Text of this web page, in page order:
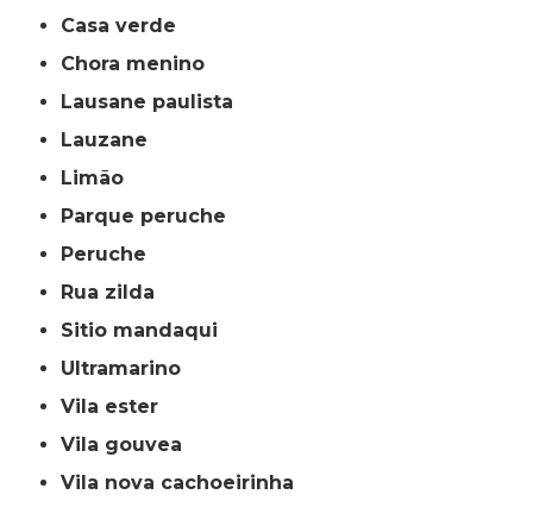
casa verde
chora menino
lausane paulista
lauzane
limão
parque peruche
peruche
rua zilda
sitio mandaqui
ultramarino
vila ester
vila gouvea
vila nova cachoeirinha